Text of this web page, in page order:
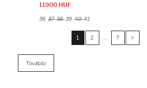
11900 HUF
36 373839 4041
1 2 ... 7 >
További